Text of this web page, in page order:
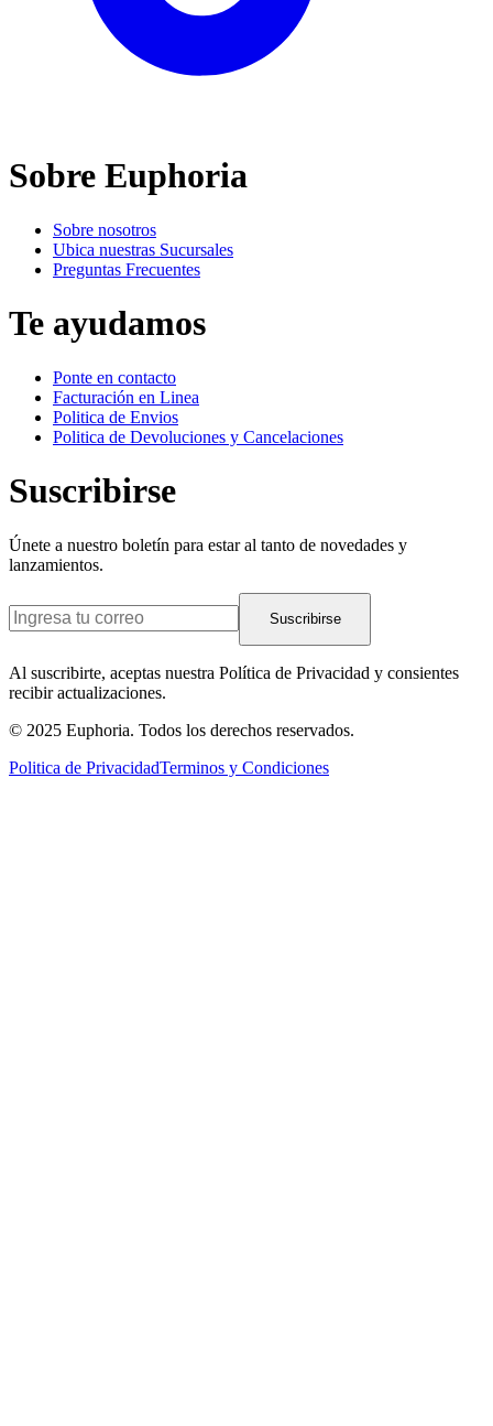
Sobre Euphoria
Sobre nosotros
Ubica nuestras Sucursales
Preguntas Frecuentes
Te ayudamos
Ponte en contacto
Facturación en Linea
Politica de Envios
Politica de Devoluciones y Cancelaciones
Suscribirse
Únete a nuestro boletín para estar al tanto de novedades y
lanzamientos.
Suscribirse
Al suscribirte, aceptas nuestra Política de Privacidad y consientes
recibir actualizaciones.
© 2025 Euphoria. Todos los derechos reservados.
Politica de PrivacidadTerminos y Condiciones